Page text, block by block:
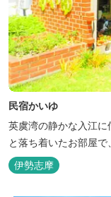
民宿かいゆ
英虞湾の静かな入江
と落ち着いたお部屋で
伊勢志摩